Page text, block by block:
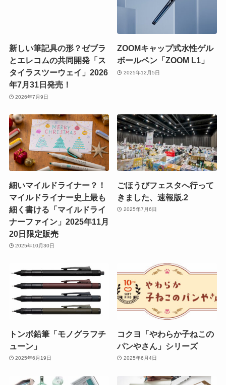
新しい筆記具の形？ゼブラ
とエレコムの共同開発「ス
タイラスツーウェイ」2026
年7月31日発売！
2026年7月9日
ZOOMキャップ式水性ゲル
ボールペン「ZOOM L1」
2025年12月5日
細いマイルドライナー？！
マイルドライナー史上最も
細く書ける「マイルドライ
ナーファイン」2025年11月
20日限定販売
2025年10月30日
ごほうびフェスタへ行って
きました、速報版.2
2025年7月6日
トンボ鉛筆「モノグラフチ
ューン」
2025年6月19日
コクヨ「やわらか子ねこの
パンやさん」シリーズ
2025年6月4日